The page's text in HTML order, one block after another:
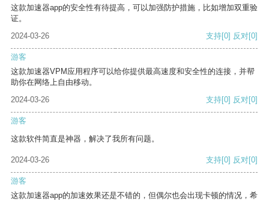
这款加速器app的安全性有待提高，可以加强防护措施，比如增加双重验
证。
2024-03-26
支持[0] 反对[0]
游客
这款加速器VPM应用程序可以给你提供最高速度和安全性的连接，并帮
助你在网络上自由移动。
2024-03-26
支持[0] 反对[0]
游客
这款软件简直是神器，解决了我所有问题。
2024-03-26 支持[0] 反对[0]
游客
这款加速器app的加速效果还是不错的，但偶尔也会出现卡顿的情况，希